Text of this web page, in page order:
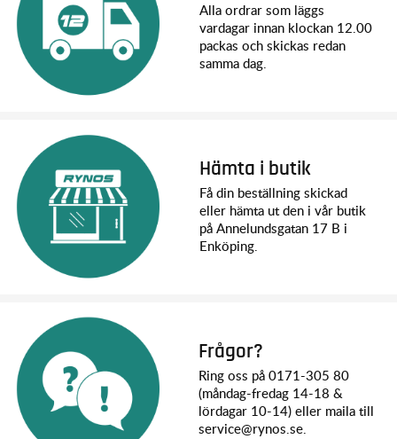
Alla ordrar som läggs
vardagar innan klockan 12.00
packas och skickas redan
samma dag.
Hämta i butik
Få din beställning skickad
eller hämta ut den i vår butik
på Annelundsgatan 17 B i
Enköping.
Frågor?
Ring oss på 0171-305 80
(måndag-fredag 14-18 &
lördagar 10-14) eller maila till
service@rynos.se.